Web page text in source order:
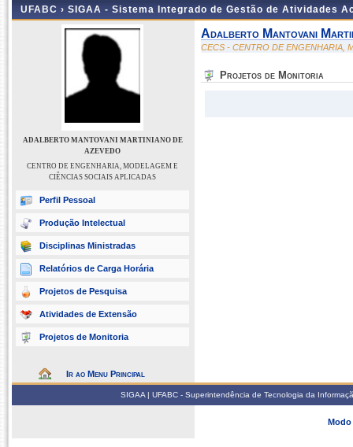
UFABC › SIGAA - Sistema Integrado de Gestão de Atividades
ADALBERTO MANTOVANI MARTINIANO DE
AZEVEDO
CENTRO DE ENGENHARIA, MODELAGEM E
CIÊNCIAS SOCIAIS APLICADAS
Perfil Pessoal
Produção Intelectual
Disciplinas Ministradas
Relatórios de Carga Horária
Projetos de Pesquisa
Atividades de Extensão
Projetos de Monitoria
Ir ao Menu Principal
Adalberto Mantovani
CECS - CENTRO DE ENGENHARIA,
Projetos de Monitoria
SIGAA | UFABC - Superintendência de Tecnologia da
Modo